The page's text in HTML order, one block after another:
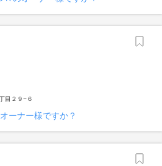
目２９−６
ーナー様ですか？